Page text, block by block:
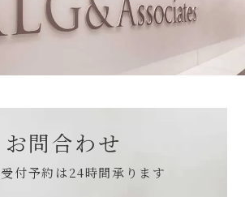
お問合わせ
付予約は24時間承ります